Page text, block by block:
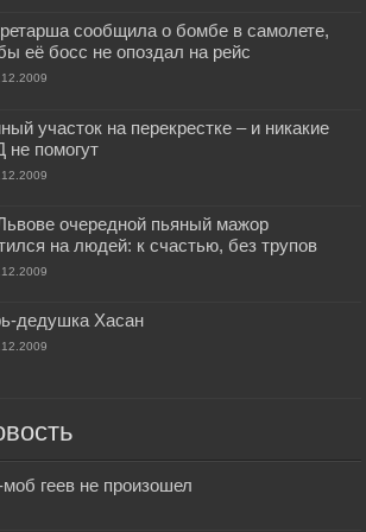
сообщила о бомбе в самолете,
её босс не опоздал на рейс
участок на перекрестке – и никакие
не помогут
очередной пьяный мажор
на людей: к счастью, без трупов
дедушка Хасан
геев не произошел